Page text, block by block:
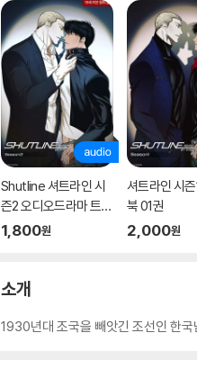
Shutline 셔트라인 시
즌2 오디오드라마 트랙
01
1,800원
셔트라인 시
북 01권
2,000원
소개
1930년대 조국을 빼앗긴 조선인 한